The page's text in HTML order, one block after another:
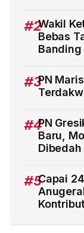
#2Wakil
Bebas
#3PN
#4PN
Baru,
#5Capai